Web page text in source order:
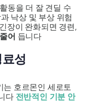
동을 더 잘 견딜 수
낙상 및 부상 위험
장이 완화되면 경련,
어 듭니다
성
는 호르몬인 세로토
다 전반적인 기분 안